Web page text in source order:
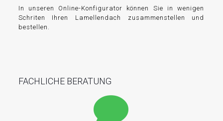
In unseren Online-Konfigurator können Sie in wenigen
Schriten Ihren Lamellendach zusammenstellen und
bestellen.
FACHLICHE BERATUNG